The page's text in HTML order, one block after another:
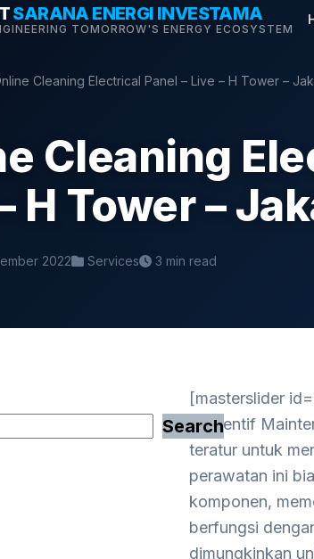
SARANA ENERGI INVESTAMA
TOMORROW'S ENERGY ECOSYSTEM
Cleaning Electrical Panel – Live – H Tower –
Cleaning
H Tower –
2022 Services 3 min read
Search
[masterslider
Preventif
teratur untuk
perawatan ini
komponen,
berfungsi
dimungkinkan